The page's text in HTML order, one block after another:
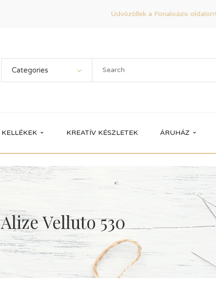
Üdvözöllek a Fonaloázis oldalon!
Categories
KELLÉKEK KREATÍV KÉSZLETEK ÁRUHÁZ
Alize Velluto 530